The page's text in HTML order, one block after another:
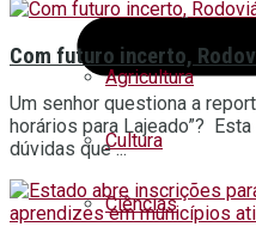
Agricultura
Cultura
Ciências
Com futuro incerto,
Um senhor questiona a
horários para Lajeado”?
dúvidas que ...